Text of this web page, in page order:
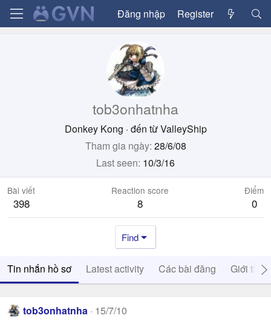
Đăng nhập Register
tob3onhatnha
Donkey Kong · đến từValleyShip
Tham gia ngày 28/6/08
Last seen 10/3/16
Bài viết
398
Reaction score
8
Điểm
0
Find
Tin nhắn hồ sơ Latest activity Các bài đăng Giới thiệu
tob3onhatnha 15/7/10